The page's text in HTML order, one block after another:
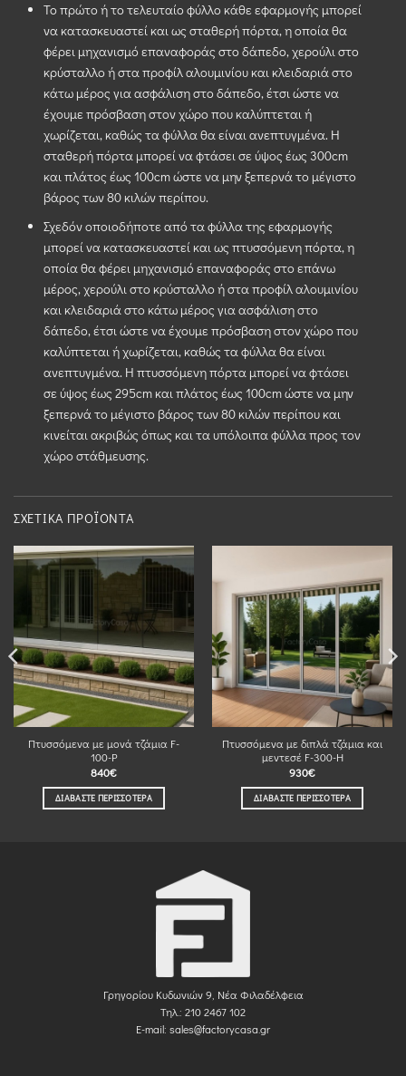
Το πρώτο ή το τελευταίο φύλλο κάθε εφαρμογής μπορεί
να κατασκευαστεί και ως σταθερή πόρτα, η οποία θα
φέρει μηχανισμό επαναφοράς στο δάπεδο, χερούλι στο
κρύσταλλο ή στα προφίλ αλουμινίου και κλειδαριά στο
κάτω μέρος για ασφάλιση στο δάπεδο, έτσι ώστε να
έχουμε πρόσβαση στον χώρο που καλύπτεται ή
χωρίζεται, καθώς τα φύλλα θα είναι ανεπτυγμένα. Η
σταθερή πόρτα μπορεί να φτάσει σε ύψος έως 300cm
και πλάτος έως 100cm ώστε να μην ξεπερνά το μέγιστο
βάρος των 80 κιλών περίπου.
Σχεδόν οποιοδήποτε από τα φύλλα της εφαρμογής
μπορεί να κατασκευαστεί και ως πτυσσόμενη πόρτα, η
οποία θα φέρει μηχανισμό επαναφοράς στο επάνω
μέρος, χερούλι στο κρύσταλλο ή στα προφίλ αλουμινίου
και κλειδαριά στο κάτω μέρος για ασφάλιση στο
δάπεδο, έτσι ώστε να έχουμε πρόσβαση στον χώρο που
καλύπτεται ή χωρίζεται, καθώς τα φύλλα θα είναι
ανεπτυγμένα. Η πτυσσόμενη πόρτα μπορεί να φτάσει
σε ύψος έως 295cm και πλάτος έως 100cm ώστε να μην
ξεπερνά το μέγιστο βάρος των 80 κιλών περίπου και
κινείται ακριβώς όπως και τα υπόλοιπα φύλλα προς τον
χώρο στάθμευσης.
ΣΧΕΤΙΚΆ ΠΡΟΪΌΝΤΑ
Πτυσσόμενα με μονά τζάμια F-
100-P
840€
ΔΙΑΒΆΣΤΕ ΠΕΡΙΣΣΌΤΕΡΑ
Πτυσσόμενα με διπλά τζάμια και
μεντεσέ F-300-Η
930€
ΔΙΑΒΆΣΤΕ ΠΕΡΙΣΣΌΤΕΡΑ
Γρηγορίου Κυδωνιών 9, Νέα Φιλαδέλφεια
Τηλ.: 210 2467 102
E-mail: sales@factorycasa.gr